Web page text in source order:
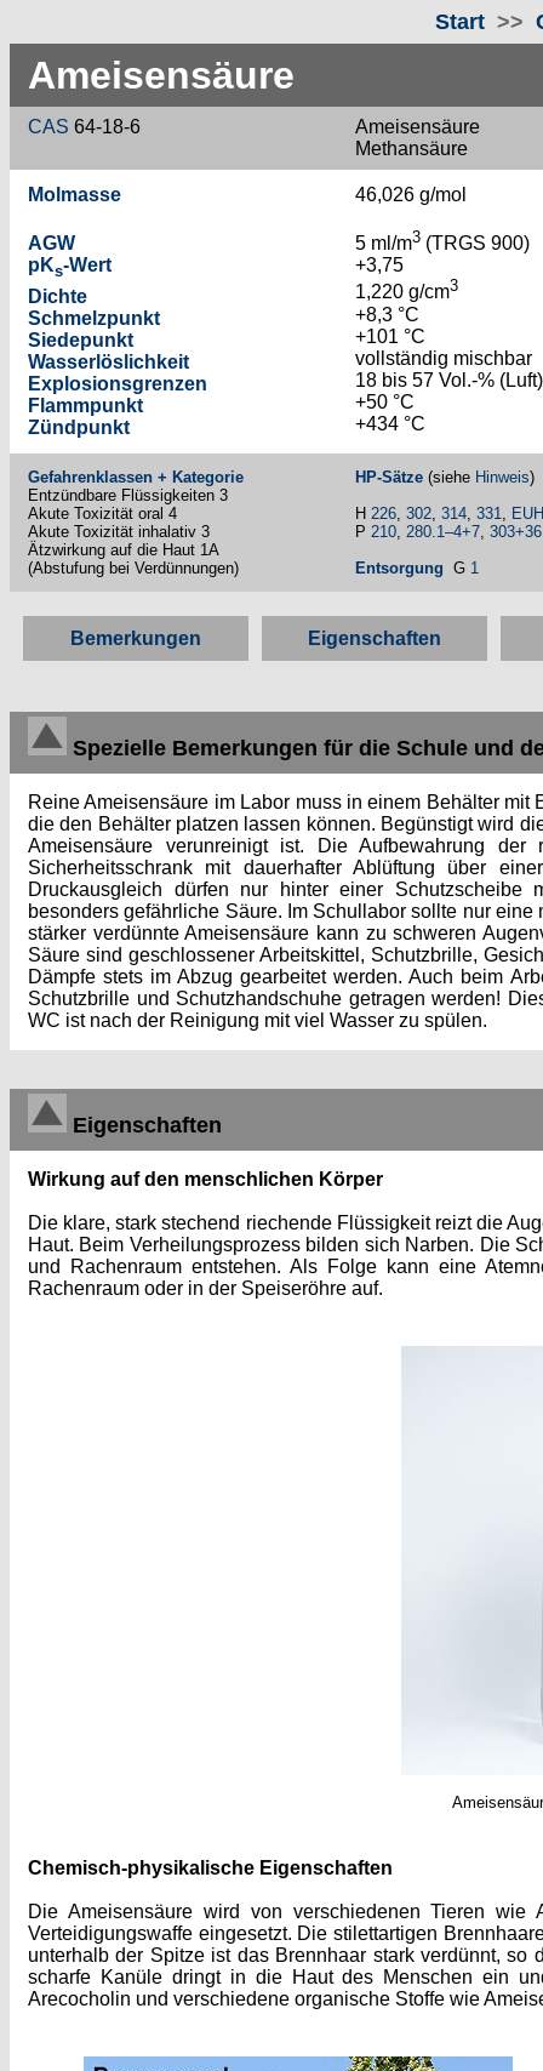
Start>>
Ameisensäure
CAS 64-18-6
Ameisensäure
Methansäure
Molmasse
AGW
pKs-Wert
Dichte
Schmelzpunkt
Siedepunkt
Wasserlöslichkeit
Explosionsgrenzen
Flammpunkt
Zündpunkt
46,026 g/mol
5 ml/m3 (TRGS 900)
+3,75
1,220 g/cm3
+8,3 °C
+101 °C
vollständig mischbar
18 bis 57 Vol.-% (Luft)
+50 °C
+434 °C
Gefahrenklassen + Kategorie
Entzündbare Flüssigkeiten 3
Akute Toxizität oral 4
Akute Toxizität inhalativ 3
Ätzwirkung auf die Haut 1A
(Abstufung bei Verdünnungen)
HP-Sätze (siehe Hinweis)
H 226 302 314 331
P 210 280.1–4+7
Entsorgung G 1
Bemerkungen Eigenschaften
Spezielle Bemerkungen für die Schule und
Reine Ameisensäure im Labor muss in einem Behälter
die den Behälter platzen lassen können. Begünstigt wird
Ameisensäure verunreinigt ist. Die Aufbewahrung
Sicherheitsschrank mit dauerhafter Ablüftung über
Druckausgleich dürfen nur hinter einer Schutzscheibe
besonders gefährliche Säure. Im Schullabor sollte nur
stärker verdünnte Ameisensäure kann zu schweren
Säure sind geschlossener Arbeitskittel, Schutzbrille,
Dämpfe stets im Abzug gearbeitet werden. Auch beim
Schutzbrille und Schutzhandschuhe getragen werden!
WC ist nach der Reinigung mit viel Wasser zu spülen.
Eigenschaften
Wirkung auf den menschlichen Körper
Die klare, stark stechend riechende Flüssigkeit reizt die
Haut. Beim Verheilungsprozess bilden sich Narben. Die
und Rachenraum entstehen. Als Folge kann eine
Rachenraum oder in der Speiseröhre auf.
Chemisch-physikalische Eigenschaften
Die Ameisensäure wird von verschiedenen Tieren
Verteidigungswaffe eingesetzt. Die stilettartigen
unterhalb der Spitze ist das Brennhaar stark verdünnt,
scharfe Kanüle dringt in die Haut des Menschen ein
Arecocholin und verschiedene organische Stoffe wie